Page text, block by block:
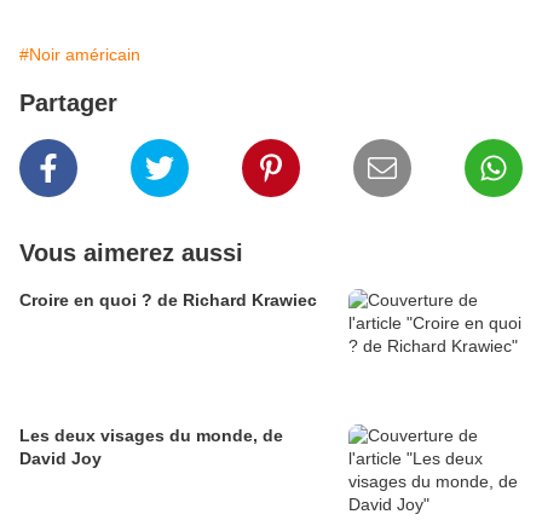
#Noir américain
Partager
Vous aimerez aussi
Croire en quoi ? de Richard Krawiec
Les deux visages du monde, de
David Joy